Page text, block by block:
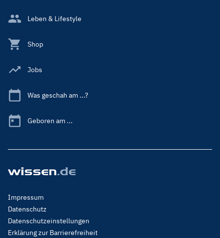
Leben & Lifestyle
Shop
Jobs
Was geschah am ...?
Geboren am ...
Footer
Menu
Legal
Impressum
Datenschutz
Datenschutzeinstellungen
Erklärung zur Barrierefreiheit